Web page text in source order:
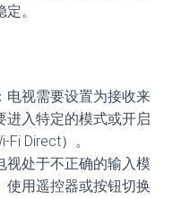
。
：电视需要设置为接收来
进入特定的模式或开启
Direct）。
视处于不正确的输入模
使用遥控器或按钮切换